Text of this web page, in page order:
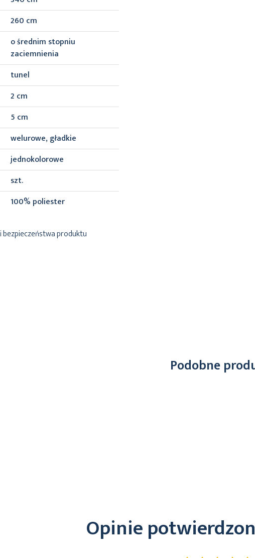
260 cm
o średnim stopniu
zaciemnienia
tunel
2 cm
5 cm
welurowe, gładkie
jednokolorowe
szt.
100% poliester
produktu
Podobne
Opinie